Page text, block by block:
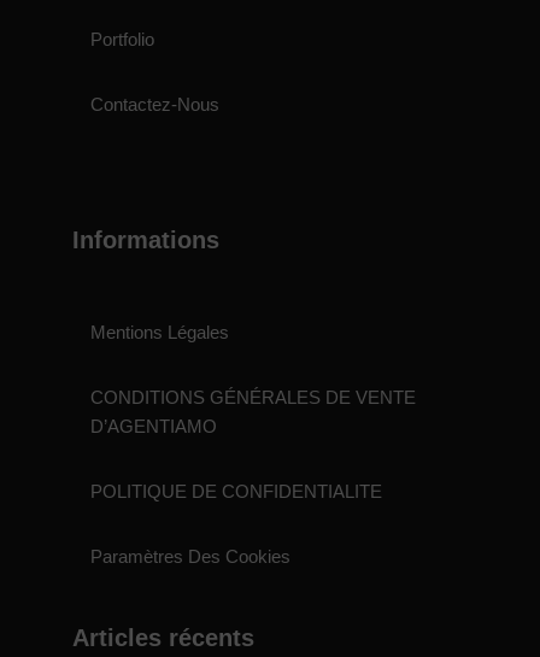
Portfolio
Contactez-Nous
Informations
Mentions Légales
CONDITIONS GÉNÉRALES DE VENTE
D’AGENTIAMO
POLITIQUE DE CONFIDENTIALITE
Paramètres Des Cookies
Articles récents